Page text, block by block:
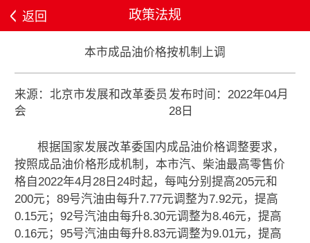
返回 政策法规
本市成品油价格按机制上调
来源：北京市发展和改革委员
会
发布时间：2022年04月
28日
根据国家发展改革委国内成品油价格调整要求，
按照成品油价格形成机制，本市汽、柴油最高零售价
格自2022年4月28日24时起，每吨分别提高205元和
200元；89号汽油由每升7.77元调整为7.92元，提高
0.15元；92号汽油由每升8.30元调整为8.46元，提高
0.16元；95号汽油由每升8.83元调整为9.01元，提高